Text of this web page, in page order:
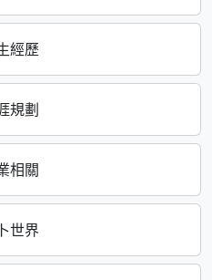
經歷
規劃
相關
世界